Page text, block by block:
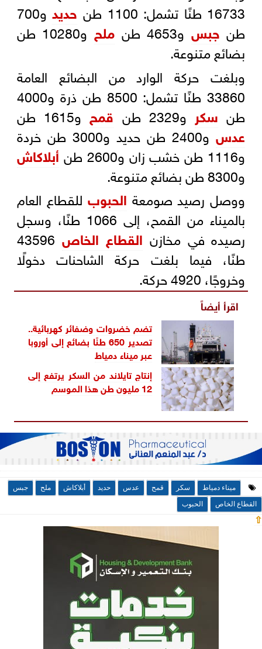
16733 طنًا تشمل: 1100 طن
حديد و700
طن جبس و4653 طن ملح
و10280 طن
بضائع متنوعة.
وبلغت حركة الوارد من البضائع العامة
33860 طنًا تشمل: 8500 طن ذرة و4000
طن سكر و2329 طن قمح و1615 طن
عدس
و2400 طن حديد و3000 طن خردة
و1116 طن خشب زان و2600 طن
أبلاكاش
و8300 طن بضائع متنوعة.
ووصل رصيد صومعة الحبوب للقطاع العام
بالميناء من القمح، إلى 1066 طنًا، وسجل
رصيده في مخازن القطاع الخاص 43596
طنًا، فيما بلغت حركة الشاحنات دخولًا
وخروجًا، 4920 حركة.
اقرأ أيضاً
تضم خضروات وضفائر كهربائية..
تصدير 650 طنًا بضائع إلى أوروبا
عبر ميناء دمياط
إنتاج تايلاند من السكر يرتفع إلى
12 مليون طن هذا الموسم
ميناء دمياط سكر قمح عدس حديد أبلاكاش ملح
جبس
القطاع الخاص
الحبوب
⇧